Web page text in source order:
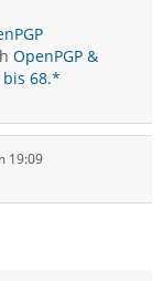
OpenPGP &
68.*
19:09